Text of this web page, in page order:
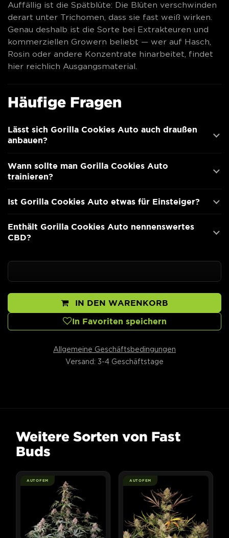
Auffällig ist die Spätblüte: Die Blüten verschwinden
derart unter Trichomen, dass sie fast weiß wirken.
Genau deshalb ist die Sorte bei Extrakteuren und
kommerziellen Growern beliebt — wer auf Hasch,
Rosin oder andere Konzentrate hinarbeitet, findet
hier reichlich Ausgangsmaterial.
Häufige Fragen
Lässt sich Gorilla Cookies Auto auch draußen
anbauen?
Wann sollte man Gorilla Cookies Auto
trainieren?
Ist Gorilla Cookies Auto etwas für Einsteiger?
Enthält Gorilla Cookies Auto nennenswertes
CBD?
IN DEN WARENKORB
In Favoriten speichern
Allgemeine Geschäftsbedingungen
Versand: 3-4 Geschäftstage
Weitere Sorten von Fast
Buds
AUTOFEM AUTOFEM